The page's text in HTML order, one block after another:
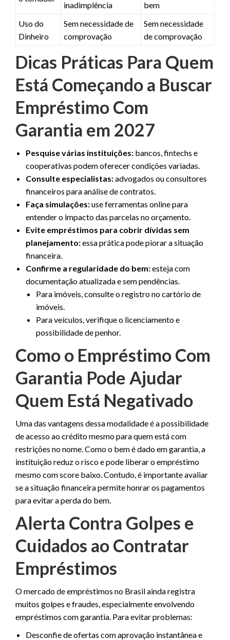
inadimplência
bem
Uso do
Dinheiro
Sem necessidade de
comprovação
Sem necessidade
de comprovação
Dicas Práticas Para Quem
Está Começando a Buscar
Empréstimo Com
Garantia em 2027
Pesquise várias instituições: bancos, fintechs e
cooperativas podem oferecer condições variadas.
Consulte especialistas:advogados ou consultores
financeiros para análise de contratos.
Faça simulações:use ferramentas online para
entender o impacto das parcelas no orçamento.
Evite empréstimos para cobrir dívidas sem
planejamento:essa prática pode piorar a situação
financeira.
Confirme a regularidade do bem:esteja com
documentação atualizada e sem pendências.
Para imóveis, consulte o registro no cartório de
imóveis.
Para veículos, verifique o licenciamento e
possibilidade de penhor.
Como o Empréstimo Com
Garantia Pode Ajudar
Quem Está Negativado
Uma das vantagens dessa modalidade é a possibilidade
de acesso ao crédito mesmo para quem está com
restrições no nome. Como o bem é dado em garantia, a
instituição reduz o risco e pode liberar o empréstimo
mesmo com score baixo. Contudo, é importante avaliar
se a situação financeira permite honrar os pagamentos
para evitar a perda do bem.
Alerta Contra Golpes e
Cuidados ao Contratar
Empréstimos
O mercado de empréstimos no Brasil ainda registra
muitos golpes e fraudes, especialmente envolvendo
empréstimos com garantia. Para evitar problemas:
Desconfie de ofertas com aprovação instantânea e